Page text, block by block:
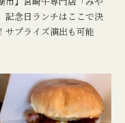
記念日ランチはここで決
サプライズ演出も可能